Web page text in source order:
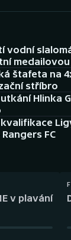
vodní
štafeta na
stříbro
Hlinka
FC
v plavání